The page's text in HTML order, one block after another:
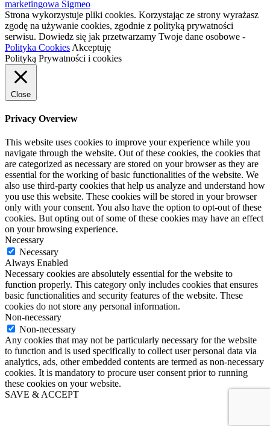
marketingowa Sigmeo
Strona wykorzystuje pliki cookies. Korzystając ze strony wyrażasz
zgodę na używanie cookies, zgodnie z polityką prywatności
serwisu. Dowiedz się jak przetwarzamy Twoje dane osobowe -
Polityka Cookies Akceptuję
Polityką Prywatności i cookies
Close
Privacy Overview
This website uses cookies to improve your experience while you
navigate through the website. Out of these cookies, the cookies that
are categorized as necessary are stored on your browser as they are
essential for the working of basic functionalities of the website. We
also use third-party cookies that help us analyze and understand how
you use this website. These cookies will be stored in your browser
only with your consent. You also have the option to opt-out of these
cookies. But opting out of some of these cookies may have an effect
on your browsing experience.
Necessary
Necessary
Always Enabled
Necessary cookies are absolutely essential for the website to
function properly. This category only includes cookies that ensures
basic functionalities and security features of the website. These
cookies do not store any personal information.
Non-necessary
Non-necessary
Any cookies that may not be particularly necessary for the website
to function and is used specifically to collect user personal data via
analytics, ads, other embedded contents are termed as non-necessary
cookies. It is mandatory to procure user consent prior to running
these cookies on your website.
SAVE & ACCEPT